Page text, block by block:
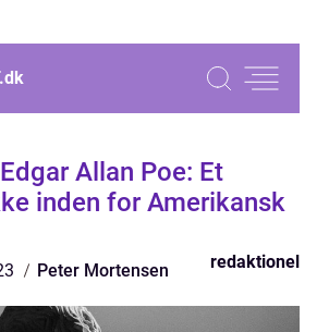
dk
Allan Poe: Et
inden for Amerikansk
Peter Mortensen redaktionel